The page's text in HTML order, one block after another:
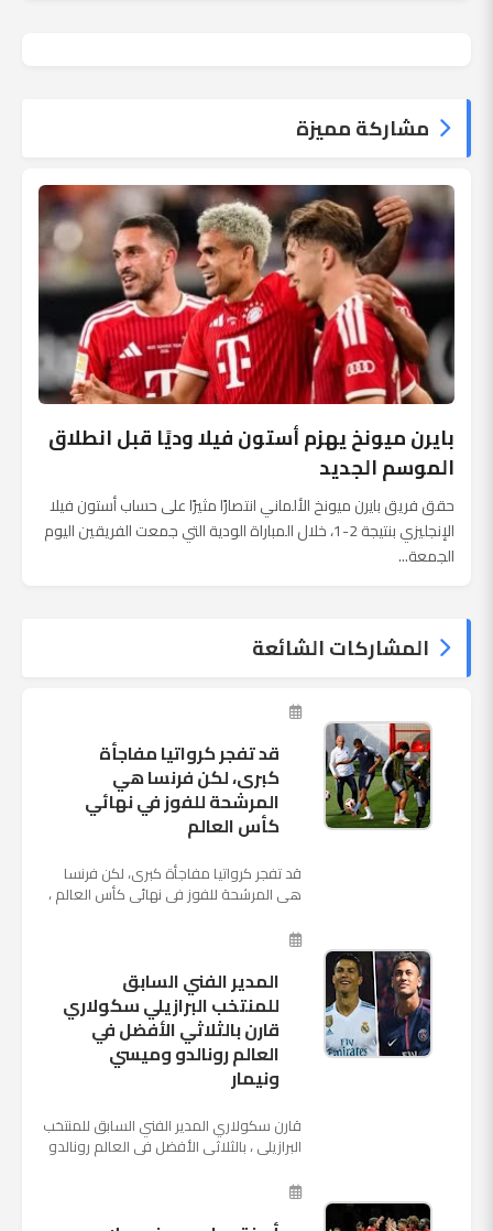
مشاركة مميزة
بايرن ميونخ يهزم أستون فيلا وديًا قبل انطلاق
الموسم الجديد
حقق فريق بايرن ميونخ الألماني انتصارًا مثيرًا على حساب أستون فيلا
الإنجليزي بنتيجة 2-1، خلال المباراة الودية التي جمعت الفريقين اليوم
الجمعة...
المشاركات الشائعة
قد تفجر كرواتيا مفاجأة
كبرى، لكن فرنسا هي
المرشحة للفوز في نهائي
كأس العالم
قد تفجر كرواتيا مفاجأة كبرى، لكن فرنسا
هي المرشحة للفوز في نهائي كأس العالم ،
الروسية في يوم شديد الح...
المدير الفني السابق
للمنتخب البرازيلي سكولاري
قارن بالثلاثي الأفضل في
العالم رونالدو وميسي
ونيمار
قارن سكولاري المدير الفني السابق للمنتخب
البرازيلي ، بالثلاثي الأفضل في العالم رونالدو
نجم ...